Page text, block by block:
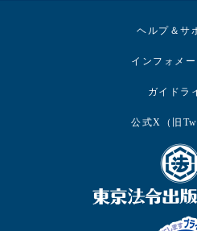
ヘルプ＆サ
インフォメ
ガイドラ
公式X（旧